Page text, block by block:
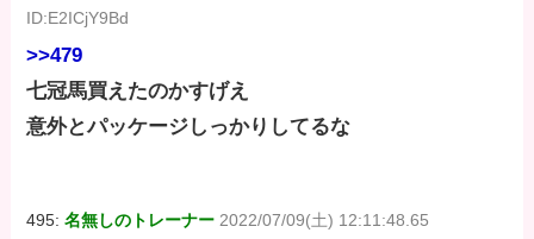
ID:E2ICjY9Bd
>>479
七冠馬買えたのかすげえ
意外とパッケージしっかりしてるな
495:名無しのトレーナー 2022/07/09(土) 12:11:48.65